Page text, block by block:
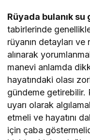
Rüyada bulanık su
tabirlerinde
rüyanın detayları
alınarak
manevi anlamda
hayatındaki olası
gündeme getirebilir.
uyarı olarak
etmeli ve hayatını
için çaba